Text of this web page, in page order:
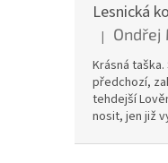
Hodnocení
| Ondřej
Krásná
předchozí,
tehdejší
nosit, jen již